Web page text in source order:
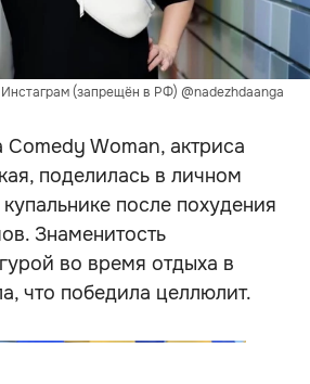
(запрещён в РФ) @nadezhdaanga
Comedy Woman, актриса
поделилась в личном
после похудения
Знаменитость
во время отдыха в
что победила целлюлит.